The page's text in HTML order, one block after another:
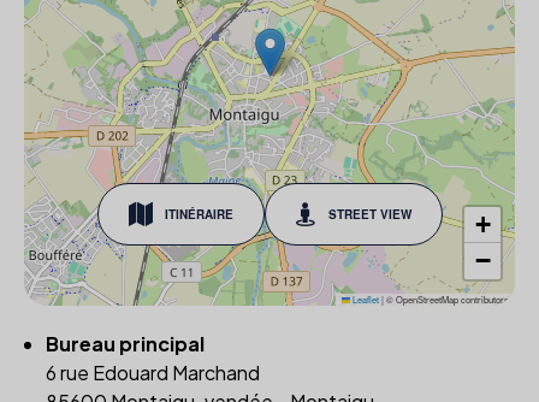
ITINÉRAIRE STREET VIEW
+
−
Leaflet|© OpenStreetMap contributors
Bureau principal
6 rue Edouard Marchand